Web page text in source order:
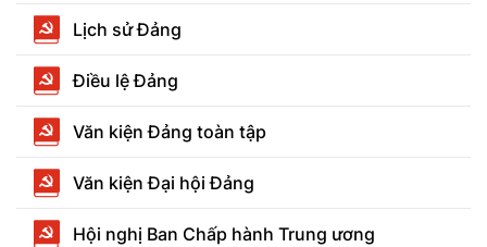
Lịch sử Đảng
Điều lệ Đảng
Văn kiện Đảng toàn tập
Văn kiện Đại hội Đảng
Hội nghị Ban Chấp hành Trung ương